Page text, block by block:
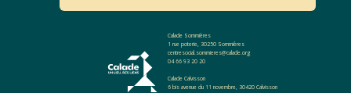
Calade Sommières
1 rue poterie, 30250 Sommières
centresocial.sommieres@calade.org
04 66 93 20 20
Calade Calvisson
6 bis avenue du 11 novembre, 30420 Calvisson